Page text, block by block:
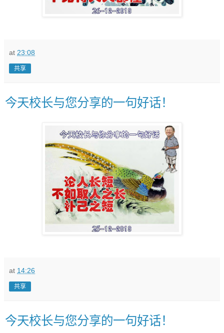
at 23:08
共享
今天校长与您分享的一句好话！
at 14:26
共享
今天校长与您分享的一句好话！